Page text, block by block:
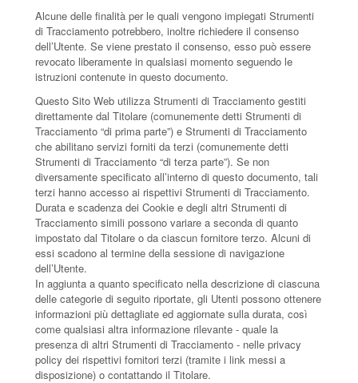
Alcune delle finalità per le quali vengono impiegati Strumenti
di Tracciamento potrebbero, inoltre richiedere il consenso
dell’Utente. Se viene prestato il consenso, esso può essere
revocato liberamente in qualsiasi momento seguendo le
istruzioni contenute in questo documento.
Questo Sito Web utilizza Strumenti di Tracciamento gestiti
direttamente dal Titolare (comunemente detti Strumenti di
Tracciamento “di prima parte”) e Strumenti di Tracciamento
che abilitano servizi forniti da terzi (comunemente detti
Strumenti di Tracciamento “di terza parte”). Se non
diversamente specificato all’interno di questo documento, tali
terzi hanno accesso ai rispettivi Strumenti di Tracciamento.
Durata e scadenza dei Cookie e degli altri Strumenti di
Tracciamento simili possono variare a seconda di quanto
impostato dal Titolare o da ciascun fornitore terzo. Alcuni di
essi scadono al termine della sessione di navigazione
dell’Utente.
In aggiunta a quanto specificato nella descrizione di ciascuna
delle categorie di seguito riportate, gli Utenti possono ottenere
informazioni più dettagliate ed aggiornate sulla durata, così
come qualsiasi altra informazione rilevante - quale la
presenza di altri Strumenti di Tracciamento - nelle privacy
policy dei rispettivi fornitori terzi (tramite i link messi a
disposizione) o contattando il Titolare.